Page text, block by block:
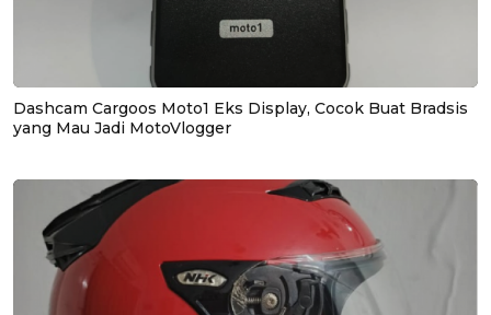
Dashcam Cargoos Moto1 Eks Display, Cocok Buat Bradsis
yang Mau Jadi MotoVlogger